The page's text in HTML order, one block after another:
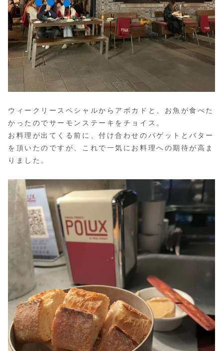
ウィークリースペシャルからアボカドと、お魚が食べた
かったのでサーモンステーキをチョイス。
お料理が出てくる前に、付け合わせのバゲットとバター
を頂いたのですが、これで一気にお料理への期待が高ま
りました。